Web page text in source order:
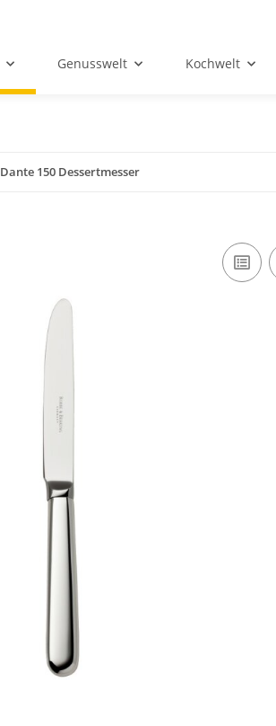
Genusswelt Kochwelt
Dante 150 Dessertmesser